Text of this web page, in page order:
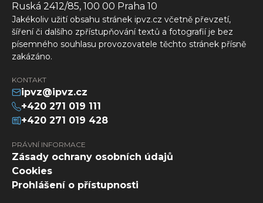
Ruská 2412/85, 100 00 Praha 10
Jakékoliv užití obsahu stránek ipvz.cz včetně převzetí,
šíření či dalšího zpřístupňování textů a fotografií je bez
písemného souhlasu provozovatele těchto stránek přísně
zakázáno.
KONTAKT
ipvz@ipvz.cz
+420 271 019 111
+420 271 019 428
PRÁVNÍ INFORMACE
Zásady ochrany osobních údajů
Cookies
Prohlášení o přístupnosti